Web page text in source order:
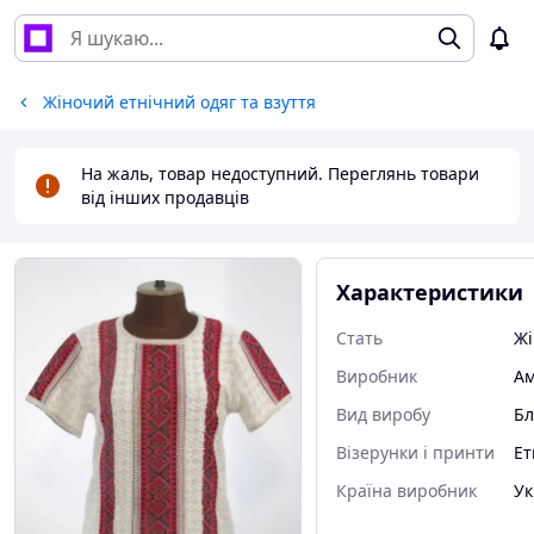
Жіночий етнічний одяг та взуття
На жаль, товар недоступний. Переглянь товари
від інших продавців
Характеристики
Стать
Виробник
Вид виробу
Візерунки і принти
Країна виробник